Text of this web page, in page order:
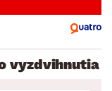
vyzdvihnutia